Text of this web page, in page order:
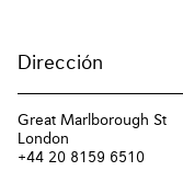
Dirección
Great Marlborough St
London
+44 20 8159 6510